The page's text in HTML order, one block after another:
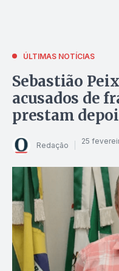
ÚLTIMAS NOTÍCIAS
Sebastião
acusados de
prestam
Redação 25